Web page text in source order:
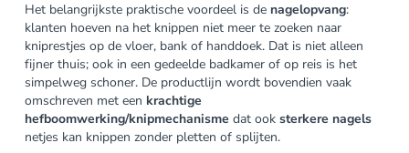
Het belangrijkste praktische voordeel is de nagelopvang:
klanten hoeven na het knippen niet meer te zoeken naar
kniprestjes op de vloer, bank of handdoek. Dat is niet alleen
fijner thuis; ook in een gedeelde badkamer of op reis is het
simpelweg schoner. De productlijn wordt bovendien vaak
omschreven met een krachtige
hefboomwerking/knipmechanisme dat ook sterkere nagels
netjes kan knippen zonder pletten of splijten.